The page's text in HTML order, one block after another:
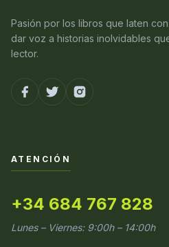
Pasión por los libros que laten
dar voz a historias inolvidables
lector.
ATENCIÓN
+34 684 767 828
Lunes – Viernes: 9:00h – 14:00h